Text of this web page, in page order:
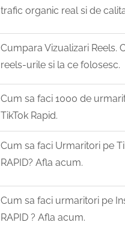
trafic organic real si de
Cumpara Vizualizari Reels.
reels-urile si la ce folosesc.
Cum sa faci 1000 de
TikTok Rapid.
Cum sa faci Urmaritori pe
RAPID? Afla acum.
Cum sa faci urmaritori pe
RAPID ? Afla acum.